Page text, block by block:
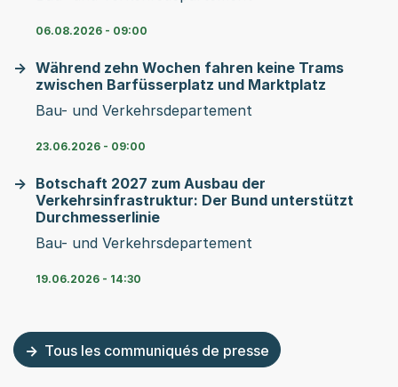
06.08.2026 - 09:00
Während zehn Wochen fahren keine Trams
zwischen Barfüsserplatz und Marktplatz
Bau- und Verkehrsdepartement
23.06.2026 - 09:00
Botschaft 2027 zum Ausbau der
Verkehrsinfrastruktur: Der Bund unterstützt
Durchmesserlinie
Bau- und Verkehrsdepartement
19.06.2026 - 14:30
Tous les communiqués de presse